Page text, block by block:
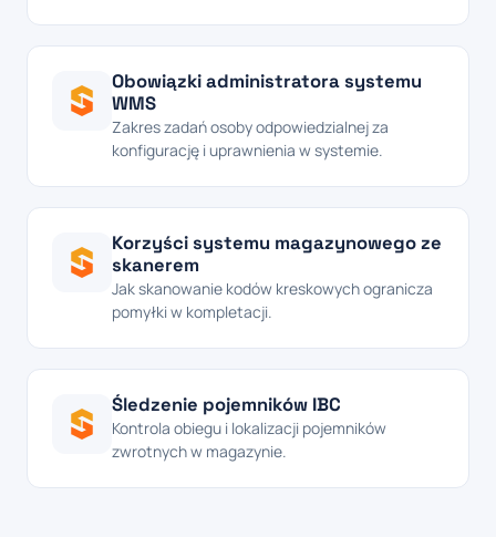
Obowiązki administratora systemu
WMS
Zakres zadań osoby odpowiedzialnej za
konfigurację i uprawnienia w systemie.
Korzyści systemu magazynowego ze
skanerem
Jak skanowanie kodów kreskowych ogranicza
pomyłki w kompletacji.
Śledzenie pojemników IBC
Kontrola obiegu i lokalizacji pojemników
zwrotnych w magazynie.